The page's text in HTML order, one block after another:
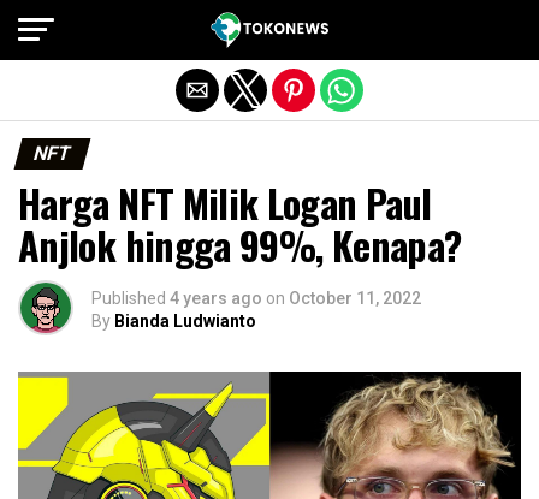
NFT
Harga NFT Milik Logan Paul
Anjlok hingga 99%, Kenapa?
Published 4 years ago on October 11, 2022
By Bianda Ludwianto
Exit mobile version